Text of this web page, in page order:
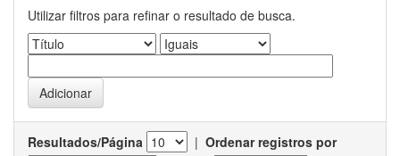
Utilizar filtros para refinar o resultado de busca.
Resultados/Página | Ordenar registros por